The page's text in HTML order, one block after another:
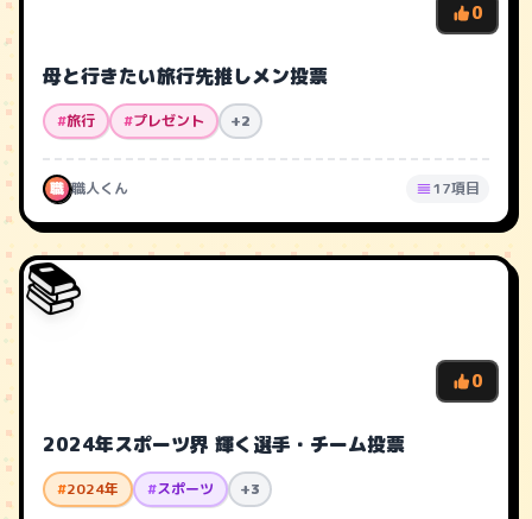
0
母と行きたい旅行先推しメン投票
#旅行 #プレゼント +2
職 職人くん 17項目
📚
0
2024年スポーツ界 輝く選手・チーム投票
#2024年 #スポーツ +3